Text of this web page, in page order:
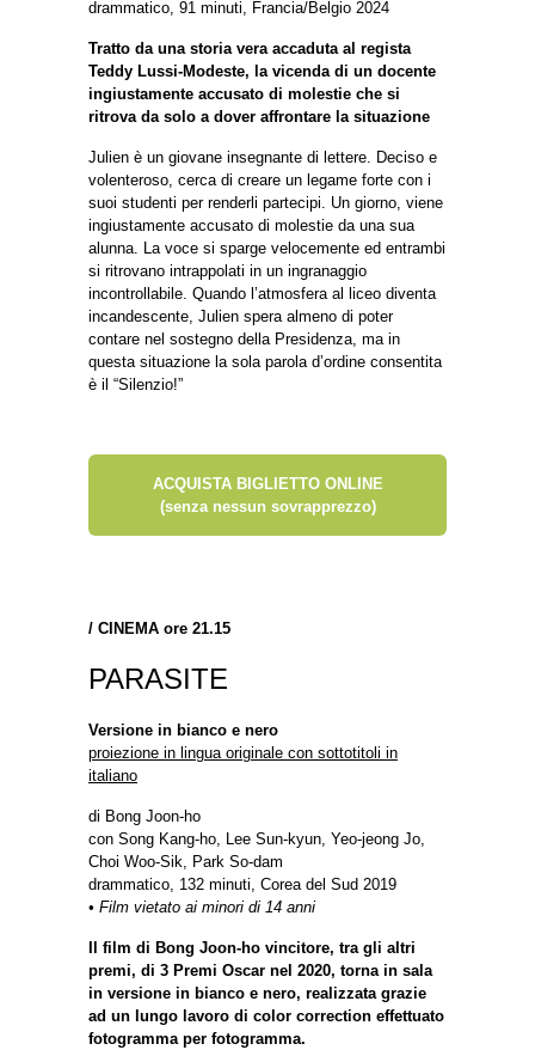
drammatico, 91 minuti, Francia/Belgio 2024
Tratto da una storia vera accaduta al regista
Teddy Lussi-Modeste, la vicenda di un docente
ingiustamente accusato di molestie che si
ritrova da solo a dover affrontare la situazione
Julien è un giovane insegnante di lettere. Deciso e
volenteroso, cerca di creare un legame forte con i
suoi studenti per renderli partecipi. Un giorno, viene
ingiustamente accusato di molestie da una sua
alunna. La voce si sparge velocemente ed entrambi
si ritrovano intrappolati in un ingranaggio
incontrollabile. Quando l’atmosfera al liceo diventa
incandescente, Julien spera almeno di poter
contare nel sostegno della Presidenza, ma in
questa situazione la sola parola d’ordine consentita
è il “Silenzio!”
ACQUISTA BIGLIETTO ONLINE
(senza nessun sovrapprezzo)
/ CINEMA ore 21.15
PARASITE
Versione in bianco e nero
proiezione in lingua originale con sottotitoli in
italiano
di Bong Joon-ho
con Song Kang-ho, Lee Sun-kyun, Yeo-jeong Jo,
Choi Woo-Sik, Park So-dam
drammatico, 132 minuti, Corea del Sud 2019
• Film vietato ai minori di 14 anni
Il film di Bong Joon-ho vincitore, tra gli altri
premi, di 3 Premi Oscar nel 2020, torna in sala
in versione in bianco e nero, realizzata grazie
ad un lungo lavoro di color correction effettuato
fotogramma per fotogramma.